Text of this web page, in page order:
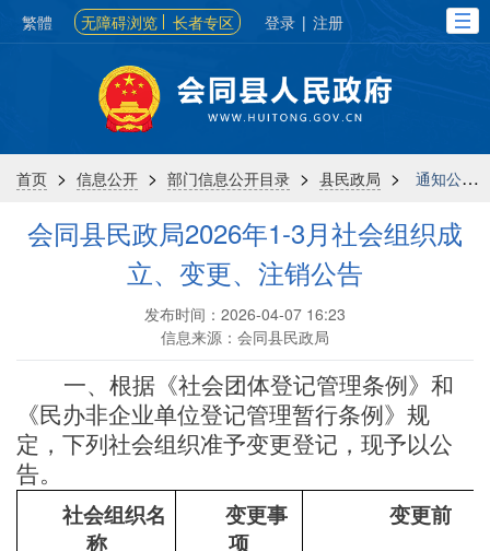
繁體 无障碍浏览 长者专区 登录 | 注册
首页 > 信息公开 > 部门信息公开目录 > 县民政局 > 通知公告
会同县民政局2026年1-3月社会组织成
立、变更、注销公告
发布时间：2026-04-07 16:23
信息来源：会同县民政局
一、 根据《社会团体登记管理条例》 和
《民办非企业单位登记管理暂行条例》规
定， 下列社会组织准予变更登记，现予以公
告。
社会组织名
称
变更事
项
变更前